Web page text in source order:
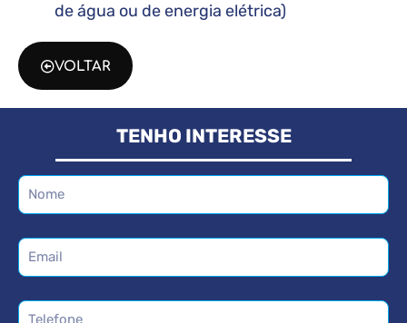
de água ou de energia elétrica)
VOLTAR
TENHO INTERESSE